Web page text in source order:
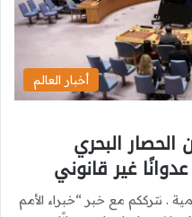
أخبار العالم
الحصار البحري
عدوانًا غير قانوني
العالمية . نترككم مع خبر “خبراء الأمم